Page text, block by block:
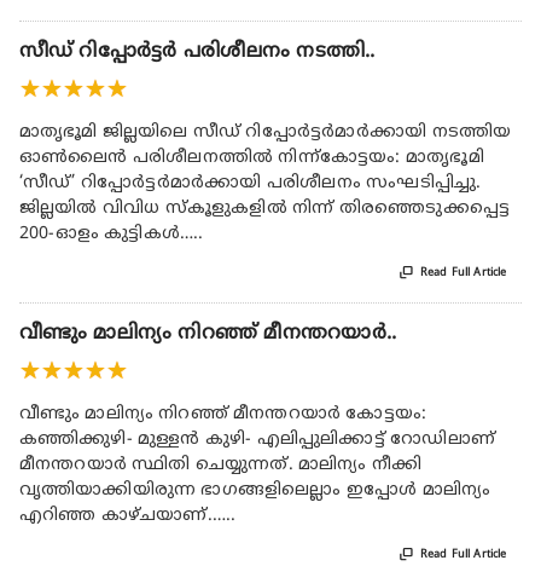
സീഡ് റിപ്പോർട്ടർ പരിശീലനം നടത്തി..
★★★★★
മാതൃഭൂമി ജില്ലയിലെ സീഡ് റിപ്പോർട്ടർമാർക്കായി നടത്തിയ
ഓൺലൈൻ പരിശീലനത്തിൽ നിന്ന്കോട്ടയം: മാതൃഭൂമി
‘സീഡ്’ റിപ്പോർട്ടർമാർക്കായി പരിശീലനം സംഘടിപ്പിച്ചു.
ജില്ലയിൽ വിവിധ സ്കൂളുകളിൽ നിന്ന് തിരഞ്ഞെടുക്കപ്പെട്ട
200-ഓളം കുട്ടികൾ…..
 Read Full Article
വീണ്ടും മാലിന്യം നിറഞ്ഞ് മീനന്തറയാർ..
★★★★★
വീണ്ടും മാലിന്യം നിറഞ്ഞ് മീനന്തറയാർ കോട്ടയം:
കഞ്ഞിക്കുഴി- മുള്ളൻ കുഴി- എലിപ്പുലിക്കാട്ട് റോഡിലാണ്
മീനന്തറയാർ സ്ഥിതി ചെയ്യുന്നത്. മാലിന്യം നീക്കി
വൃത്തിയാക്കിയിരുന്ന ഭാഗങ്ങളിലെല്ലാം ഇപ്പോൾ മാലിന്യം
എറിഞ്ഞ കാഴ്ചയാണ്.…..
 Read Full Article